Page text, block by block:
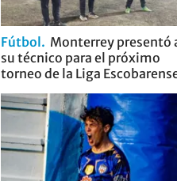
Fútbol
Monterrey presentó
su técnico para el próximo
torneo de la Liga